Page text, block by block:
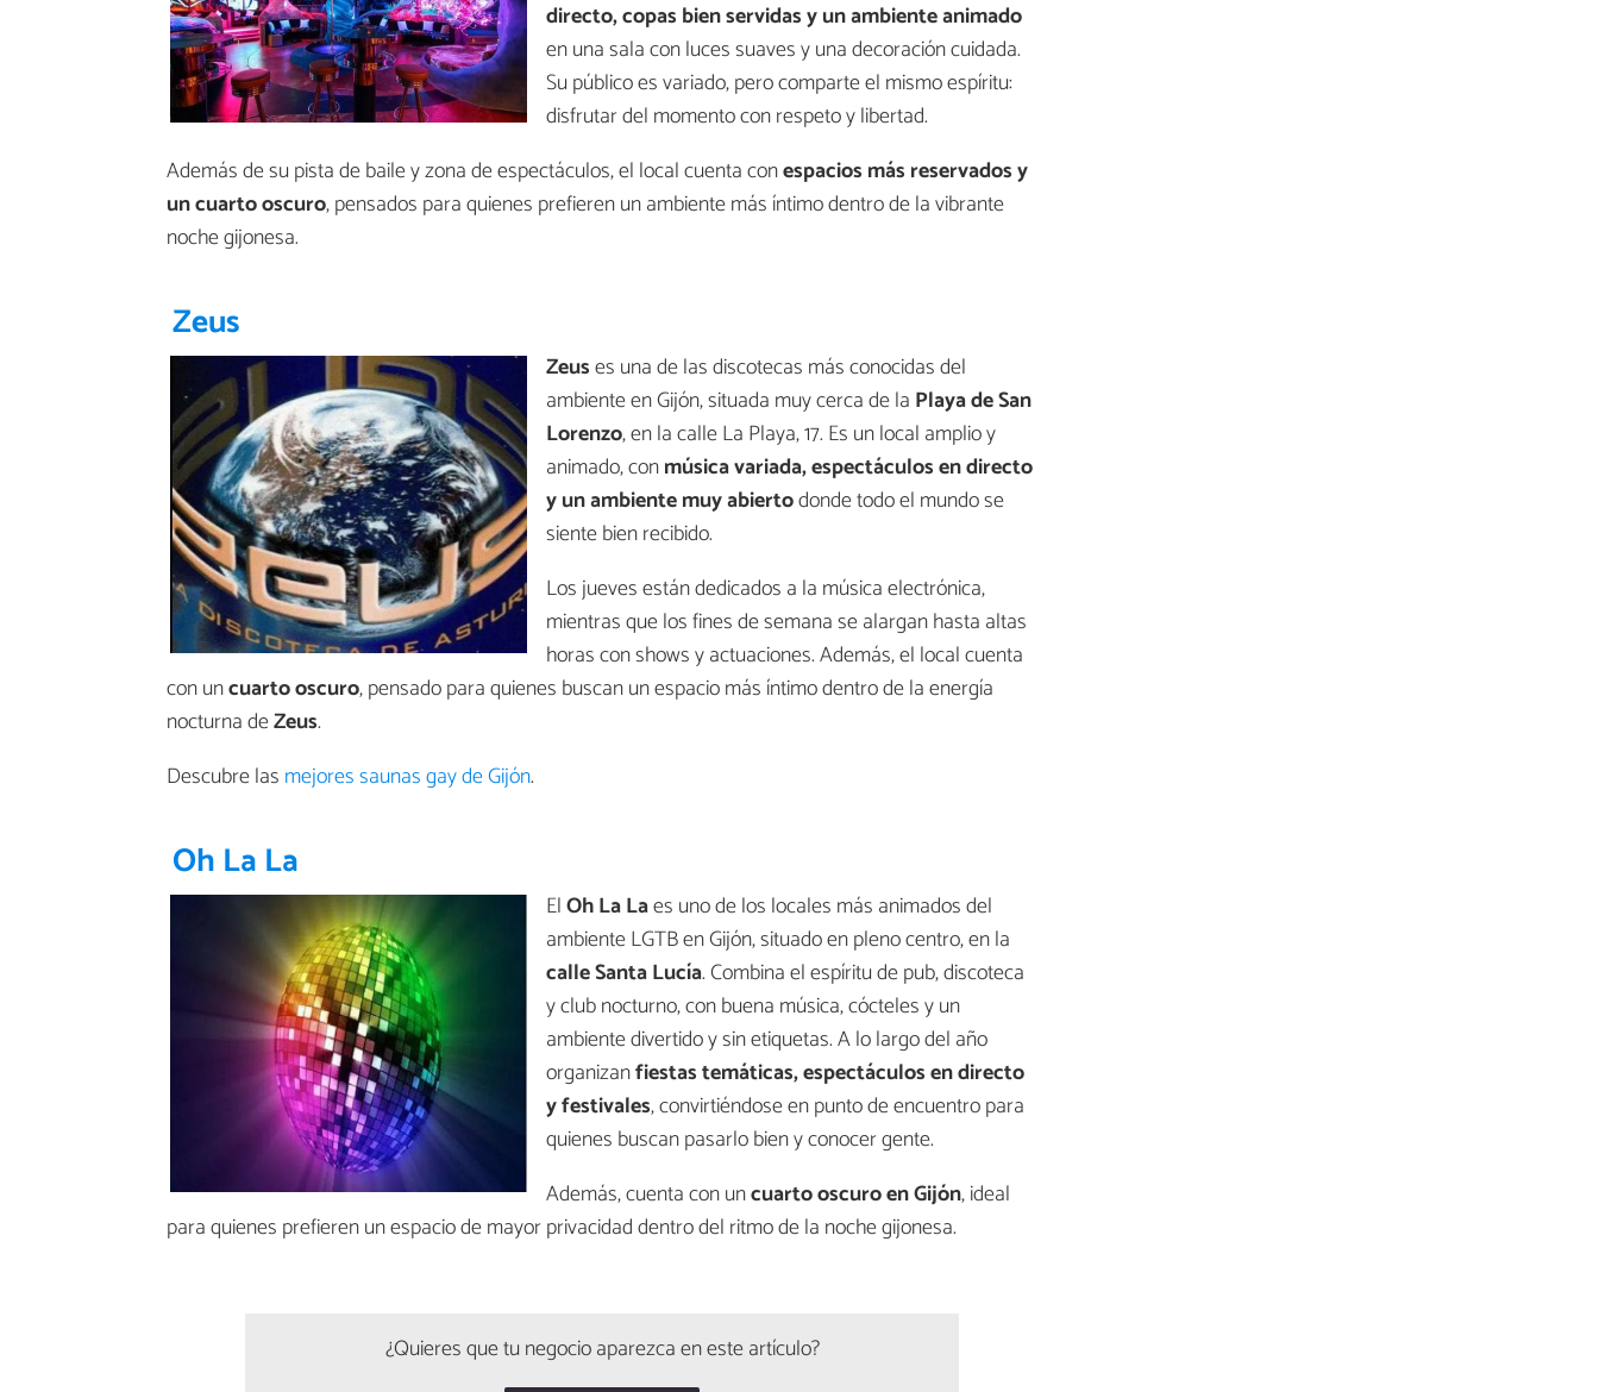
directo, copas bien servidas y un ambiente animado
en una sala con luces suaves y una decoración cuidada.
Su público es variado, pero comparte el mismo espíritu:
disfrutar del momento con respeto y libertad.
Además de su pista de baile y zona de espectáculos, el local cuenta conespacios más reservados y
un cuarto oscuro, pensados para quienes prefieren un ambiente más íntimo dentro de la vibrante
noche gijonesa.
Zeus
Zeuses una de las discotecas más conocidas del
ambiente en Gijón, situada muy cerca de la Playa de San
Lorenzo, en la calle La Playa, 17. Es un local amplio y
animado, conmúsica variada, espectáculos en directo
y un ambiente muy abiertodonde todo el mundo se
siente bien recibido.
Los jueves están dedicados a la música electrónica,
mientras que los fines de semana se alargan hasta altas
horas con shows y actuaciones. Además, el local cuenta
con uncuarto oscuro, pensado para quienes buscan un espacio más íntimo dentro de la energía
nocturna deZeus.
Descubre las mejores saunas gay de Gijón.
Oh La La
ElOh La Laes uno de los locales más animados del
ambiente LGTB en Gijón, situado en pleno centro, en la
calle Santa Lucía. Combina el espíritu de pub, discoteca
y club nocturno, con buena música, cócteles y un
ambiente divertido y sin etiquetas. A lo largo del año
organizanfiestas temáticas, espectáculos en directo
y festivales, convirtiéndose en punto de encuentro para
quienes buscan pasarlo bien y conocer gente.
Además, cuenta con uncuarto oscuro en Gijón, ideal
para quienes prefieren un espacio de mayor privacidad dentro del ritmo de la noche gijonesa.
¿Quieres que tu negocio aparezca en este artículo?